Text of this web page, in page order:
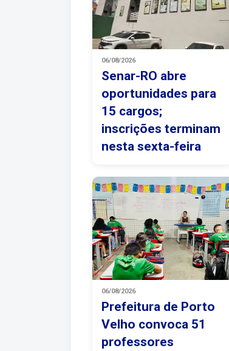
06/08/2026
Senar-RO abre
oportunidades para
15 cargos;
inscrições terminam
nesta sexta-feira
06/08/2026
Prefeitura de Porto
Velho convoca 51
professores